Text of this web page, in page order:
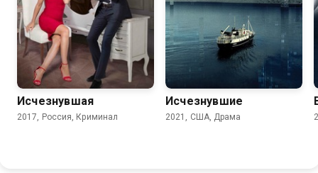
7.2
Исчезнувшая
2017, Россия, Криминал
4.9 4.6
Исчезнувшие
2021, США, Драма